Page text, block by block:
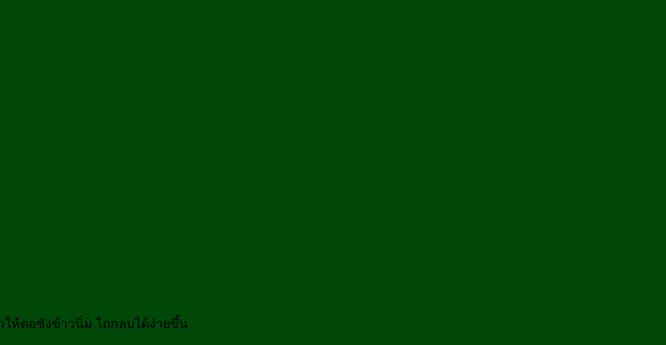
ให้ตอซังข้าวนิ่ม ไถกลบได้ง่ายขึ้น